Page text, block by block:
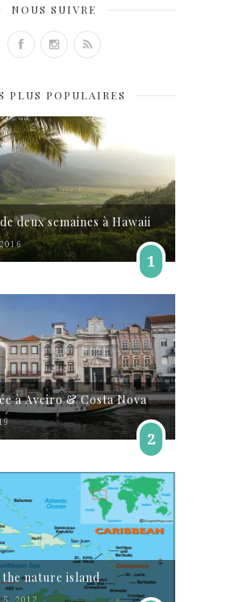
NOUS SUIVRE
PLUS POPULAIRES
deux semaines à Hawaii
1
à Aveiro & Costa Nova
2
nature island
2012